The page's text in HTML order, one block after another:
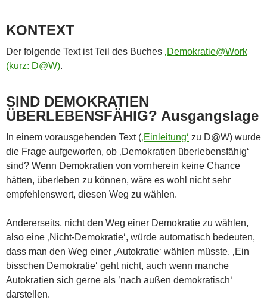
KONTEXT
Der folgende Text ist Teil des Buches ‚Demokratie@Work
(kurz: D@W).
SIND DEMOKRATIEN
ÜBERLEBENSFÄHIG? Ausgangslage
In einem vorausgehenden Text (‚Einleitung‘ zu D@W) wurde
die Frage aufgeworfen, ob ‚Demokratien überlebensfähig‘
sind? Wenn Demokratien von vornherein keine Chance
hätten, überleben zu können, wäre es wohl nicht sehr
empfehlenswert, diesen Weg zu wählen.
Andererseits, nicht den Weg einer Demokratie zu wählen,
also eine ‚Nicht-Demokratie‘, würde automatisch bedeuten,
dass man den Weg einer ‚Autokratie‘ wählen müsste. ‚Ein
bisschen Demokratie‘ geht nicht, auch wenn manche
Autokratien sich gerne als ’nach außen demokratisch‘
darstellen.